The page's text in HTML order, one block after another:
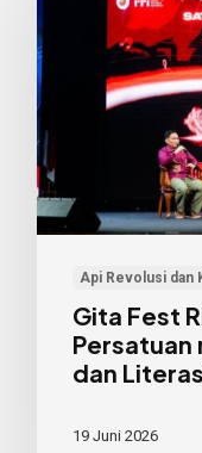
Api Revolusi dan
2026:
Merawat
Persatuan
melalui
Seni,
Budaya,
Literasi
DigitalGita Fest
Persatuan
dan
19 Juni 2026